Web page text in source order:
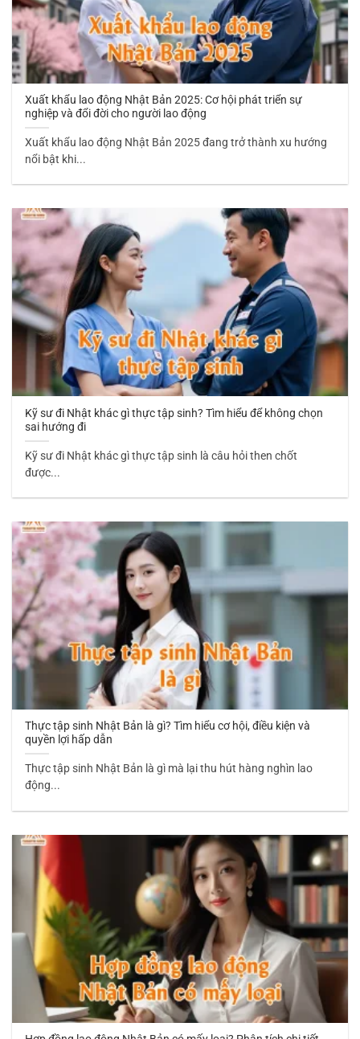
Xuất khẩu lao động Nhật Bản 2025: Cơ hội phát triển sự
nghiệp và đổi đời cho người lao động
Xuất khẩu lao động Nhật Bản 2025 đang trở thành xu hướng
nổi bật khi...
Kỹ sư đi Nhật khác gì thực tập sinh? Tìm hiểu để không chọn
sai hướng đi
Kỹ sư đi Nhật khác gì thực tập sinh là câu hỏi then chốt
được...
Thực tập sinh Nhật Bản là gì? Tìm hiểu cơ hội, điều kiện và
quyền lợi hấp dẫn
Thực tập sinh Nhật Bản là gì mà lại thu hút hàng nghìn lao
động...